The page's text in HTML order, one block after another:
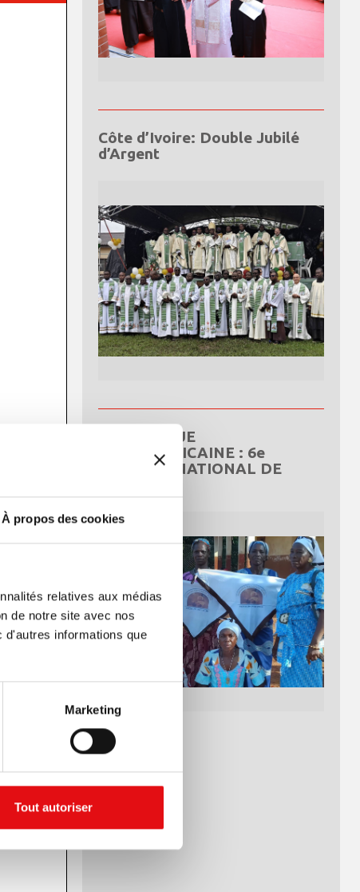
À propos des cookies
relatives aux médias
de notre site avec nos
d'autres informations que
Marketing
Tout autoriser
Côte d’Ivoire: Double Jubilé
d’Argent
RÉPUBLIQUE
CENTRAFRICAINE : 6e
CONGRÈS NATIONAL DE